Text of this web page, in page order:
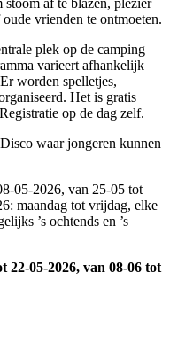
vrienden te ontmoeten.
plek op de camping
varieert afhankelijk
worden spelletjes,
Het is gratis
op de dag zelf.
waar jongeren kunnen
05-2026, van 25-05 tot
maandag tot vrijdag, elke
’s ochtends en ’s
22-05-2026, van 08-06 tot